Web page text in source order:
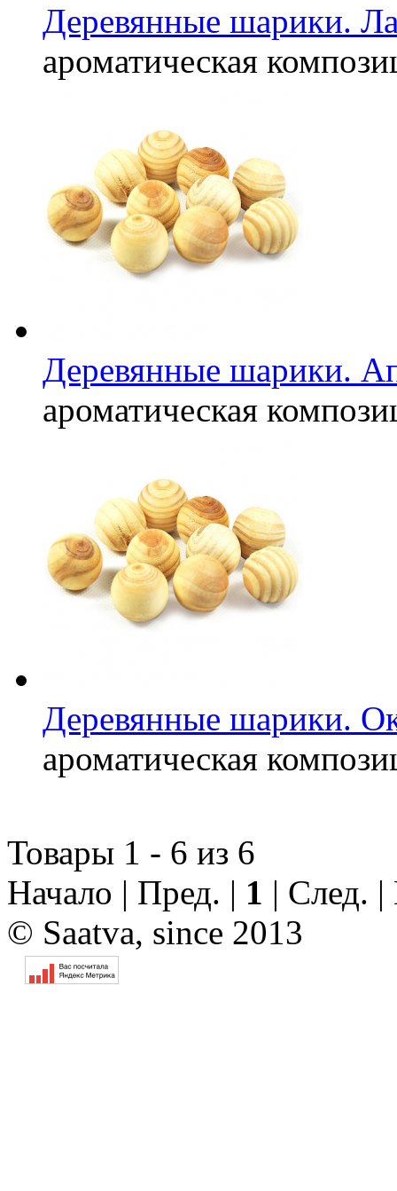
Деревянные шарики.
ароматическая
Деревянные шарики.
ароматическая
Деревянные шарики.
ароматическая
Товары 1 - 6 из 6
Начало | Пред. | 1 | След.
© Saatva, since 2013